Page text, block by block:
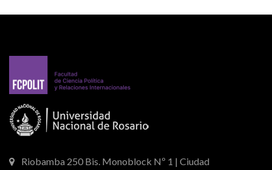
Riobamba 250 Bis. Monoblock Nº 1 | Ciudad